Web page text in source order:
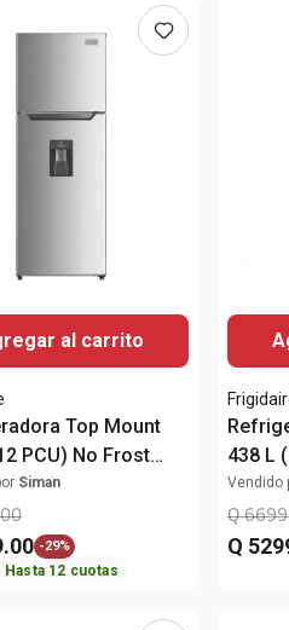
al carrito
Top Mount
PCU) No Frost
Frigidaire
Siman
00
.00 -29%
Hasta 12 cuotas
438 L
Vendido
Q 6699
Q